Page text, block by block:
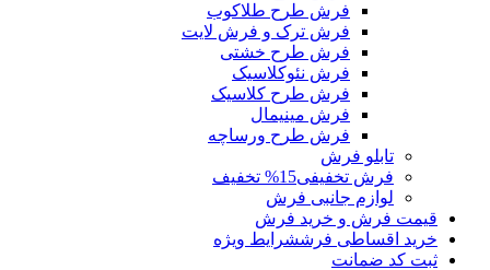
فرش طرح طلاکوب
فرش ترک و فرش لایت
فرش طرح خشتی
فرش نئوکلاسیک
فرش طرح کلاسیک
فرش مینیمال
فرش طرح ورساچه
تابلو فرش
فرش تخفیفی15% تخفیف
لوازم جانبی فرش
قیمت فرش و خرید فرش
خرید اقساطی فرششرایط ویژه
ثبت کد ضمانت